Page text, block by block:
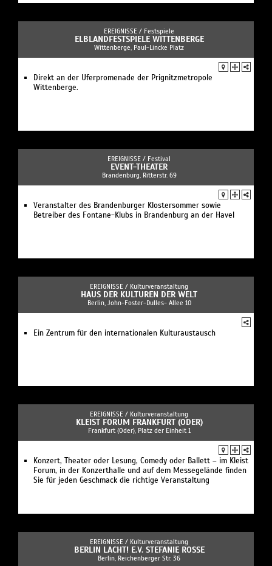
EREIGNISSE / Festspiele
ELBLANDFESTSPIELE WITTENBERGE
Wittenberge, Paul-Lincke Platz
Direkt an der Uferpromenade der Prignitzmetropole
Wittenberge.
EREIGNISSE / Festival
EVENT-THEATER
Brandenburg, Ritterstr. 69
Veranstalter des Brandenburger Klostersommer sowie
Betreiber des Fontane-Klubs in Brandenburg an der Havel
EREIGNISSE / Kulturveranstaltung
HAUS DER KULTUREN DER WELT
Berlin, John-Foster-Dulles- Allee 10
Ein Zentrum für den internationalen Kulturaustausch
EREIGNISSE / Kulturveranstaltung
KLEIST FORUM FRANKFURT (ODER)
Frankfurt (Oder), Platz der Einheit 1
Konzert, Theater oder Lesung, Comedy oder Ballett – im Kleist
Forum, in der Konzerthalle und auf dem Messegelände finden
Sie für jeden Geschmack die richtige Veranstaltung
EREIGNISSE / Kulturveranstaltung
BERLIN LACHT! E.V. STEFANIE ROSSE
Berlin, Reichenberger Str. 36